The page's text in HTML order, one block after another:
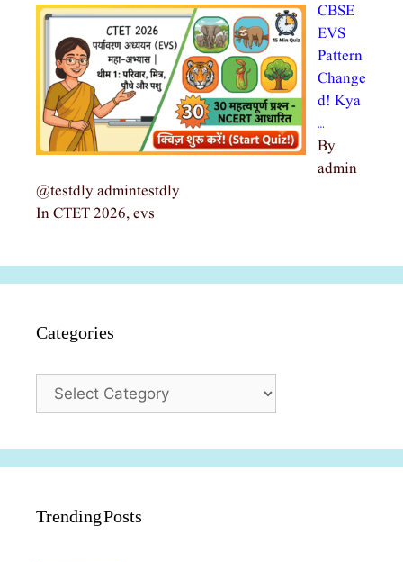
CBSE
EVS
Pattern
Change
d! Kya
…
By
admin
@testdly admintestdly
In CTET 2026, evs
Categories
Categories
Trending Posts